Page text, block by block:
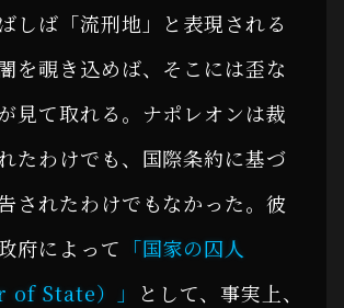
しば「流刑地」と表現される
を覗き込めば、そこには歪な
見て取れる。ナポレオンは裁
たわけでも、国際条約に基づ
されたわけでもなかった。彼
府によって 「国家の囚人
of State）」
として、事実上、